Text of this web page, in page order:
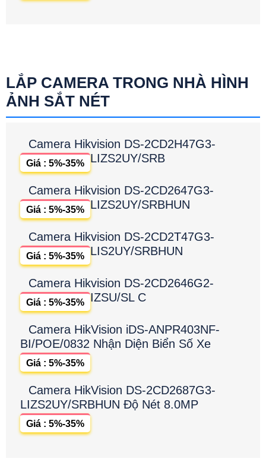
LẮP CAMERA TRONG NHÀ HÌNH
ẢNH SẮT NÉT
Camera Hikvision DS-2CD2H47G3-
LIZS2UY/SRB
Giá : 5%-35%
Camera Hikvision DS-2CD2647G3-
LIZS2UY/SRBHUN
Giá : 5%-35%
Camera Hikvision DS-2CD2T47G3-
LIS2UY/SRBHUN
Giá : 5%-35%
Camera Hikvision DS-2CD2646G2-
IZSU/SL C
Giá : 5%-35%
Camera HikVision iDS-ANPR403NF-
BI/POE/0832 Nhận Diện Biển Số Xe
Giá : 5%-35%
Camera HikVision DS-2CD2687G3-
LIZS2UY/SRBHUN Độ Nét 8.0MP
Giá : 5%-35%